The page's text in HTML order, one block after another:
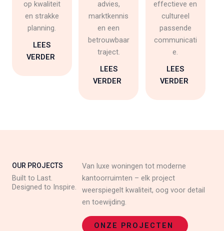
op kwaliteit
en strakke
planning.
LEES
VERDER
advies,
marktkennis
en een
betrouwbaar
traject.
LEES
VERDER
effectieve en
cultureel
passende
communicati
e.
LEES
VERDER
OUR PROJECTS
Built to Last.
Designed to Inspire.
Van luxe woningen tot moderne
kantoorruimten – elk project
weerspiegelt kwaliteit, oog voor detail
en toewijding.
ONZE PROJECTEN